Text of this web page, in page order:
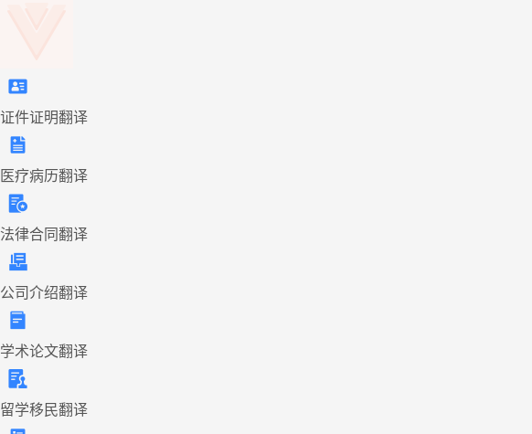
证件证明翻译
医疗病历翻译
法律合同翻译
公司介绍翻译
学术论文翻译
留学移民翻译